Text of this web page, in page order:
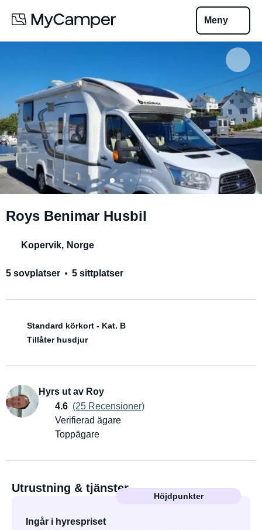
Meny
Roys Benimar Husbil
Kopervik, Norge
5 sovplatser 5 sittplatser
Standard körkort - Kat. B
Tillåter husdjur
Hyrs ut av Roy
4.6 (25 Recensioner)
Verifierad ägare
Toppägare
Utrustning & tjänster
Höjdpunkter
Ingår i hyrespriset